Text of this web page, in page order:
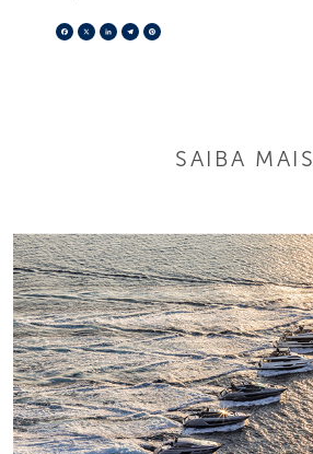
Facebook
X LinkedIn
Telegram
SAIBA MAIS